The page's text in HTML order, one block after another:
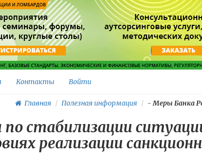
Контакты Войти
Главная Полезная информация -Меры Банка
стабилизации
реализации